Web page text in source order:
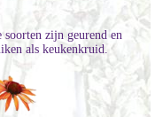
soorten zijn geurend en
als keukenkruid.